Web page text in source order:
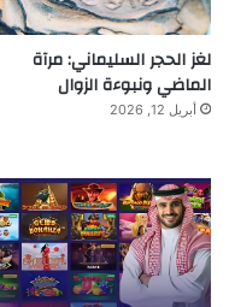
لغز الحجر السليماني: مرآة
الماضي ونبوءة الزوال
أبريل 12, 2026